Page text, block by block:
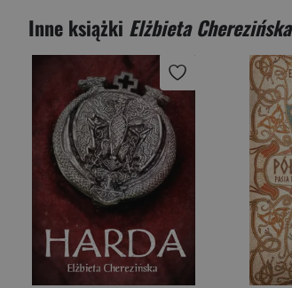
Inne książki Elżbieta Cherezińska